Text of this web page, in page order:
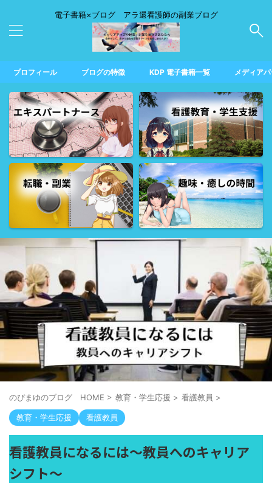
電子書籍×ブログ アラ還看護師の副業ブログ
プロフィール ブログの特徴 KDP 電子書籍一覧 メディア
のぴまゆのブログ HOME > 教育・学生応援 > 看護教員 >
教育・学生応援 看護教員
看護教員になるには～教員へのキャリア
シフト～